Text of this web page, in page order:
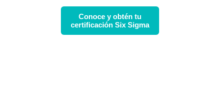
Conoce y obtén tu
certificación Six Sigma